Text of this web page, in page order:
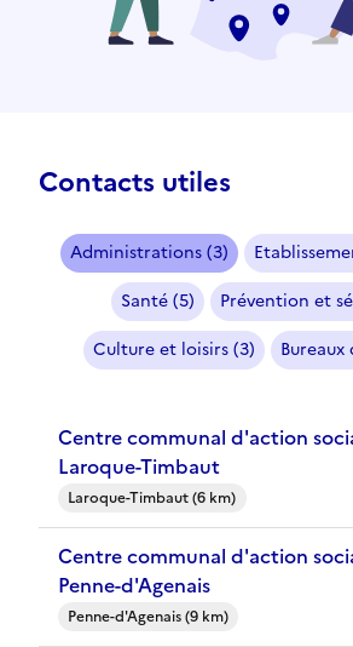
Contacts utiles
Administrations (3)
Santé (5)
Prévention et
Culture et loisirs (3)
Bureaux
Centre communal d'action sociale (CCAS) -
Laroque-Timbaut
Laroque-Timbaut (6 km)
Centre communal d'action sociale (CCAS) -
Penne-d'Agenais
Penne-d'Agenais (9 km)